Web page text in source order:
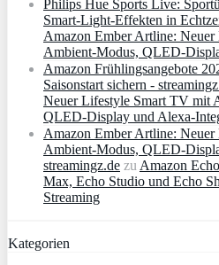
Philips Hue Sports Live:
Smart‑Light‑Effekten in
Amazon Ember Artline:
Ambient‑Modus,
Amazon Frühlingsangebote
Saisonstart sichern -
Neuer Lifestyle Smart TV mit
QLED‑Display und
Amazon Ember Artline:
Ambient‑Modus,
streamingz.de zu Amazon
Max, Echo Studio und Echo
Streaming
Kategorien